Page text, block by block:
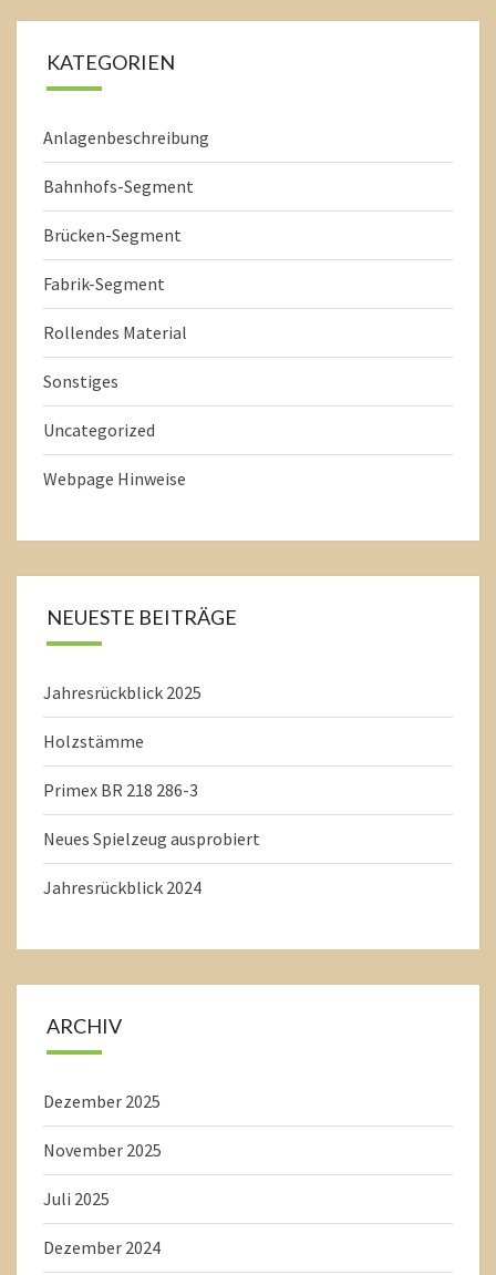
KATEGORIEN
Anlagenbeschreibung
Bahnhofs-Segment
Brücken-Segment
Fabrik-Segment
Rollendes Material
Sonstiges
Uncategorized
Webpage Hinweise
NEUESTE BEITRÄGE
Jahresrückblick 2025
Holzstämme
Primex BR 218 286-3
Neues Spielzeug ausprobiert
Jahresrückblick 2024
ARCHIV
Dezember 2025
November 2025
Juli 2025
Dezember 2024